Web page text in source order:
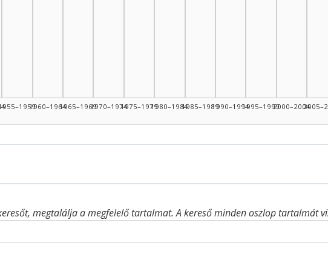
1960–19641965–19691970–19741975–19791980–19841985–19891990–19941995–19992000–2004
megtalálja a megfelelő tartalmat. A kereső minden oszlop tartalmát